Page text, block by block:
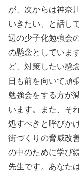
が、次からは神奈
いきたい、と話し
辺の少子化勉強会
の懸念としていま
ど、対策したい懸
日も前を向いて頑
勉強会をする方が
います。また、そ
処すべきと呼びか
街づくりの脅威改
の中のために学び
先生です。あなた